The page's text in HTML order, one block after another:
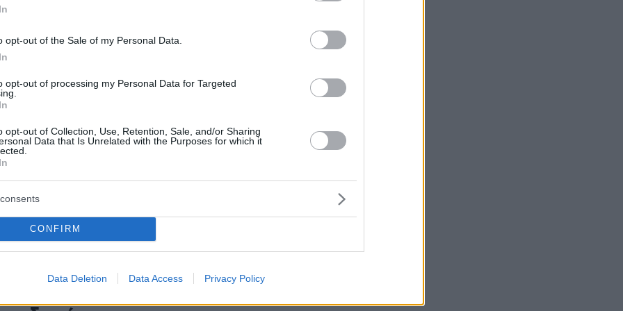
opt-out of the Sale of my Personal Data.
opt-out of processing my Personal Data for Targeted
opt-out of Collection, Use, Retention, Sale, and/or Sharing
Data that Is Unrelated with the Purposes for which it
CONFIRM
Data Deletion Data Access Privacy Policy
η άρση στο καθεστώς προστατευόμενου μάρτυρα για
ο «Σαράφης»,
η «Κελέση»: Το έγγραφο
Εισαγγελίας με τα
των κουκουλοφόρων της
Ποινικό Κώδικα που δίνει τη δυνατότητα άρσης
Γεωργιάδης για Novartis: Είναι